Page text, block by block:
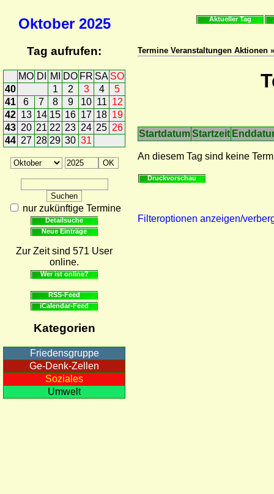
Oktober 2025
Tag aufrufen:
MO DI MI DO FR SA SO
40
1 2 3 4
5
41
6 7 8 9 10 11 12
42 13 14 15 16 17 18 19
43 20 21 22 23 24 25 26
44 27 28 29 30 31
nur zukünftige Termine
Detailsuche
Neue Einträge
Zur Zeit sind 571 User
online.
Wer ist online?
RSS-Feed
iCalendar-Feed
Kategorien
Friedensgruppe
Ge-Denk-Zellen
Soziales
Umwelt
Aktueller Tag
Termine Veranstaltungen Aktionen
StartdatumStartzeit
An diesem Tag sind keine
Druckvorschau
Filteroptionen anzeigen/